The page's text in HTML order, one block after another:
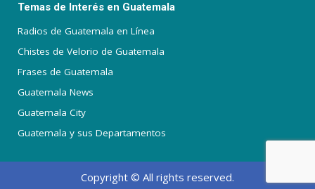
Temas de Interés en Guatemala
Radios de Guatemala en Línea
Chistes de Velorio de Guatemala
Frases de Guatemala
Guatemala News
Guatemala City
Guatemala y sus Departamentos
Copyright © All rights reserved.